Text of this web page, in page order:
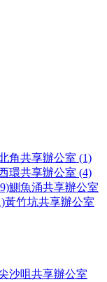
角共享辦公室 (1)
環共享辦公室 (4)
鰂魚涌共享辦公室
黃竹坑共享辦公室
沙咀共享辦公室